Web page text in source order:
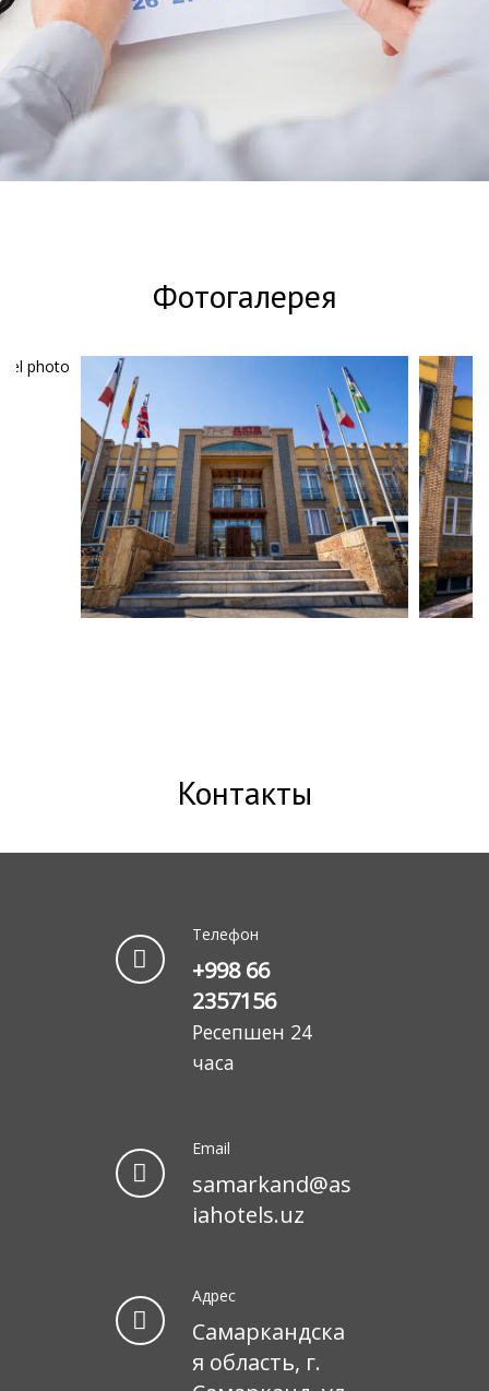
Тариф предоставляет скидку
10% при бронировании от 3 ночей.
ЗАБРОНИРОВАТЬ
Фотогалерея
Контакты
Телефон
+998 66
2357156
Ресепшен 24
часа
Email
samarkand@as
iahotels.uz
Адрес
Самаркандска
я область, г.